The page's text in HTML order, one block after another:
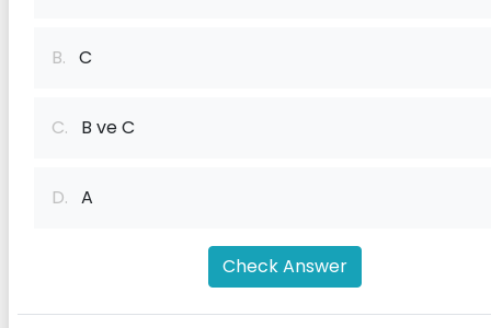
B. C
C. B ve C
D. A
Check Answer